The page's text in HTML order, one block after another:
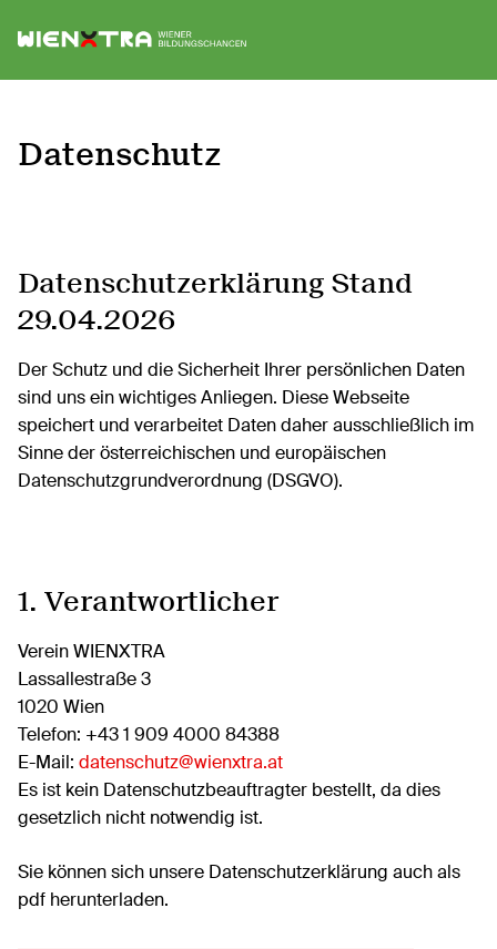
Logo Wiener Bildungschancen
Datenschutz
Datenschutzerklärung Stand
29.04.2026
Der Schutz und die Sicherheit Ihrer persönlichen Daten
sind uns ein wichtiges Anliegen. Diese Webseite
speichert und verarbeitet Daten daher ausschließlich im
Sinne der österreichischen und europäischen
Datenschutzgrundverordnung (DSGVO).
1. Verantwortlicher
Verein WIENXTRA
Lassallestraße 3
1020 Wien
Telefon: +43 1 909 4000 84388
E-Mail: datenschutz@wienxtra.at
Es ist kein Datenschutzbeauftragter bestellt, da dies
gesetzlich nicht notwendig ist.
Sie können sich unsere Datenschutzerklärung auch als
pdf herunterladen.